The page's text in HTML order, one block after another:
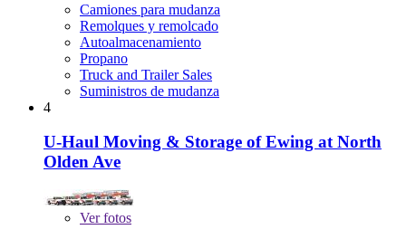
Camiones para mudanza
Remolques y remolcado
Autoalmacenamiento
Propano
Truck and Trailer Sales
Suministros de mudanza
4
U-Haul Moving & Storage of Ewing at North
Olden Ave
Verfotos